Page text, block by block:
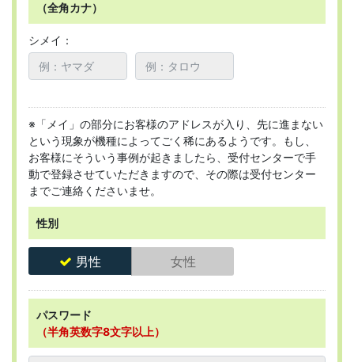
（全角カナ）
シメイ：
※「メイ」の部分にお客様のアドレスが入り、先に進まない
という現象が機種によってごく稀にあるようです。もし、
お客様にそういう事例が起きましたら、受付センターで手
動で登録させていただきますので、その際は受付センター
までご連絡くださいませ。
性別
男性 女性
パスワード
（半角英数字8文字以上）